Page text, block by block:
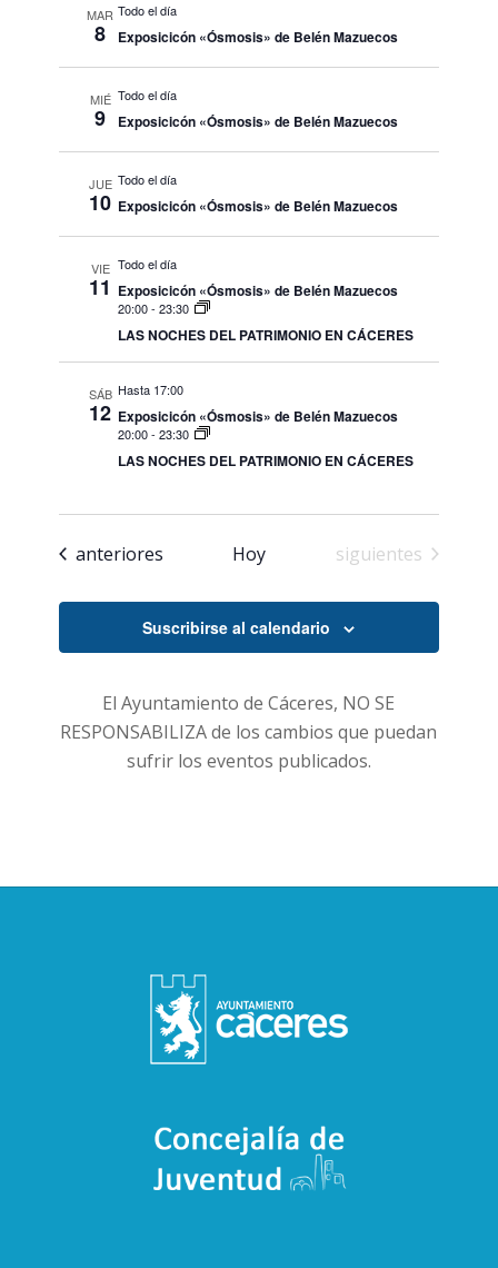
MAR
8
Todo el día
Exposicicón «Ósmosis» de Belén Mazuecos
MIÉ
9
Todo el día
Exposicicón «Ósmosis» de Belén Mazuecos
JUE
10
Todo el día
Exposicicón «Ósmosis» de Belén Mazuecos
VIE
11
Todo el día
Exposicicón «Ósmosis» de Belén Mazuecos
20:00-23:30
LAS NOCHES DEL PATRIMONIO EN CÁCERES
SÁB
12
Hasta 17:00
Exposicicón «Ósmosis» de Belén Mazuecos
20:00-23:30
LAS NOCHES DEL PATRIMONIO EN CÁCERES
Eventos
anteriores Hoy Eventos
siguientes
Suscribirse al calendario
El Ayuntamiento de Cáceres, NO SE
RESPONSABILIZA de los cambios que puedan
sufrir los eventos publicados.